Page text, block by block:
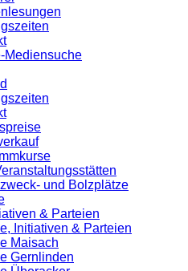
Mediensuche
und Bolzplätze
& Parteien
Initiativen & Parteien
Maisach
Gernlinden